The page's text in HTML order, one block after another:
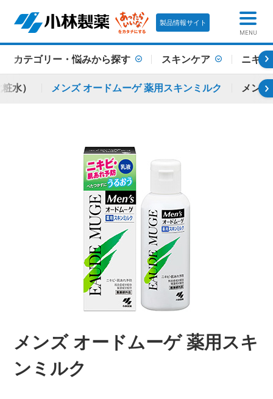
製品情報サイト
MENU
カテゴリー・悩みから探す スキンケア ニキビ
水） メンズ オードムーゲ 薬用スキンミルク メン
メンズ オードムーゲ 薬用スキ
ンミルク